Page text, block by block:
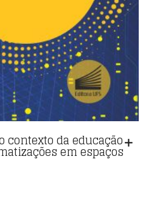
contexto da educação
em espaços